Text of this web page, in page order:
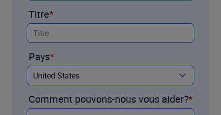
Titre
Pays
Comment pouvons-nous vous aider?